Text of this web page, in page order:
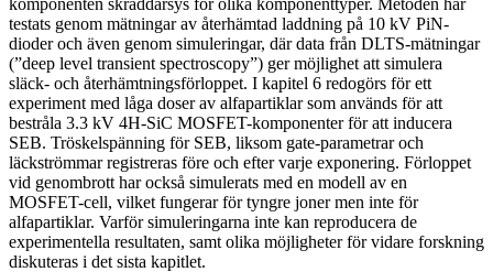
testats genom mätningar av återhämtad laddning på 10 kV PiN-
dioder och även genom simuleringar, där data från DLTS-mätningar
(”deep level transient spectroscopy”) ger möjlighet att simulera
släck- och återhämtningsförloppet. I kapitel 6 redogörs för ett
experiment med låga doser av alfapartiklar som används för att
bestråla 3.3 kV 4H-SiC MOSFET-komponenter för att inducera
SEB. Tröskelspänning för SEB, liksom gate-parametrar och
läckströmmar registreras före och efter varje exponering. Förloppet
vid genombrott har också simulerats med en modell av en
MOSFET-cell, vilket fungerar för tyngre joner men inte för
alfapartiklar. Varför simuleringarna inte kan reproducera de
experimentella resultaten, samt olika möjligheter för vidare forskning
diskuteras i det sista kapitlet.